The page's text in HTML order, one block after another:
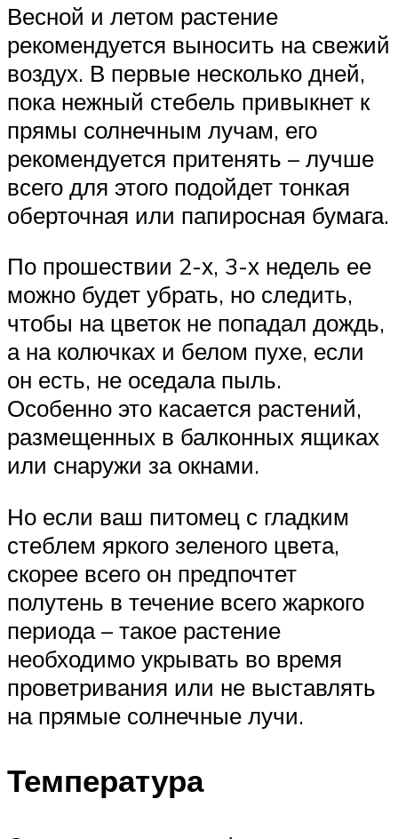
Весной и летом растение
рекомендуется выносить на свежий
воздух. В первые несколько дней,
пока нежный стебель привыкнет к
прямы солнечным лучам, его
рекомендуется притенять – лучше
всего для этого подойдет тонкая
оберточная или папиросная бумага.
По прошествии 2-х, 3-х недель ее
можно будет убрать, но следить,
чтобы на цветок не попадал дождь,
а на колючках и белом пухе, если
он есть, не оседала пыль.
Особенно это касается растений,
размещенных в балконных ящиках
или снаружи за окнами.
Но если ваш питомец с гладким
стеблем яркого зеленого цвета,
скорее всего он предпочтет
полутень в течение всего жаркого
периода – такое растение
необходимо укрывать во время
проветривания или не выставлять
на прямые солнечные лучи.
Температура